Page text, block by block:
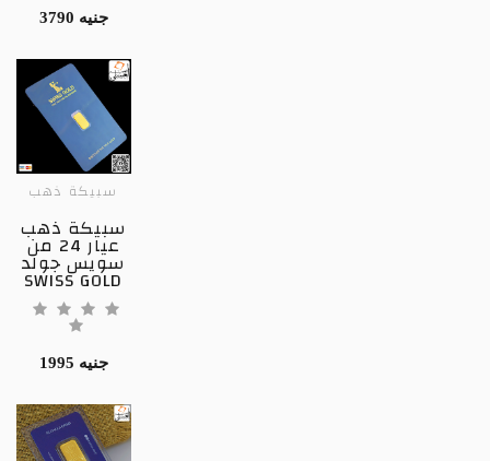
3790 جنيه
سبيكة ذهب
سبيكة ذهب
عيار 24 من
سويس جولد
SWISS GOLD
1995 جنيه